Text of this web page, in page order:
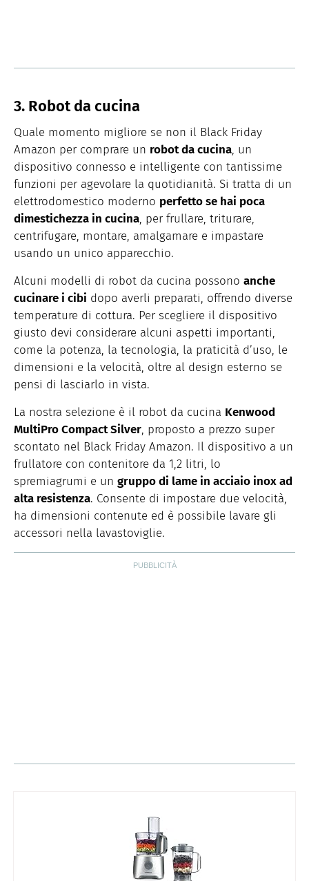
3. Robot da cucina
Quale momento migliore se non il Black Friday
Amazon per comprare un robot da cucina, un
dispositivo connesso e intelligente con tantissime
funzioni per agevolare la quotidianità. Si tratta di un
elettrodomestico moderno perfetto se hai poca
dimestichezza in cucina, per frullare, triturare,
centrifugare, montare, amalgamare e impastare
usando un unico apparecchio.
Alcuni modelli di robot da cucina possono anche
cucinare i cibi dopo averli preparati, offrendo diverse
temperature di cottura. Per scegliere il dispositivo
giusto devi considerare alcuni aspetti importanti,
come la potenza, la tecnologia, la praticità d’uso, le
dimensioni e la velocità, oltre al design esterno se
pensi di lasciarlo in vista.
La nostra selezione è il robot da cucina Kenwood
MultiPro Compact Silver, proposto a prezzo super
scontato nel Black Friday Amazon. Il dispositivo a un
frullatore con contenitore da 1,2 litri, lo
spremiagrumi e un gruppo di lame in acciaio inox ad
alta resistenza. Consente di impostare due velocità,
ha dimensioni contenute ed è possibile lavare gli
accessori nella lavastoviglie.